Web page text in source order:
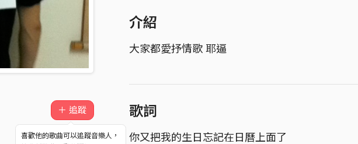
＋ 追蹤
喜歡他的歌曲可以追蹤音樂人，
介紹
大家都愛抒情歌 耶逼
歌詞
你又把我的生日忘記在日曆上面了